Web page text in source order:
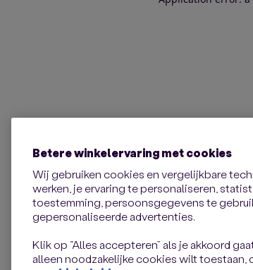
Betere winkelervaring met cookies
Wij gebruiken cookies en vergelijkbare
werken, je ervaring te personaliseren,
toestemming, persoonsgegevens te
gepersonaliseerde advertenties.
Klik op “Alles accepteren” als je akkoord
alleen noodzakelijke cookies wilt toestaan,